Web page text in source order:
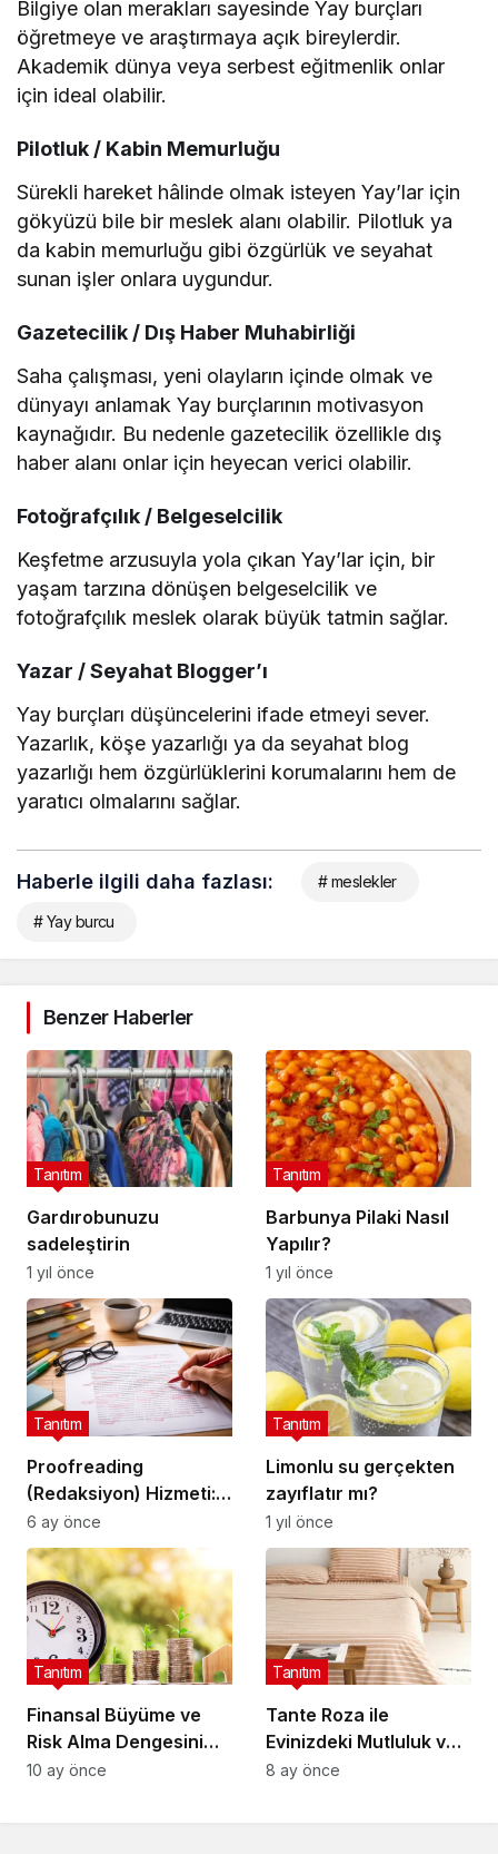
Bilgiye olan merakları sayesinde Yay burçları
öğretmeye ve araştırmaya açık bireylerdir.
Akademik dünya veya serbest eğitmenlik onlar
için ideal olabilir.
Pilotluk / Kabin Memurluğu
Sürekli hareket hâlinde olmak isteyen Yay’lar için
gökyüzü bile bir meslek alanı olabilir. Pilotluk ya
da kabin memurluğu gibi özgürlük ve seyahat
sunan işler onlara uygundur.
Gazetecilik / Dış Haber Muhabirliği
Saha çalışması, yeni olayların içinde olmak ve
dünyayı anlamak Yay burçlarının motivasyon
kaynağıdır. Bu nedenle gazetecilik özellikle dış
haber alanı onlar için heyecan verici olabilir.
Fotoğrafçılık / Belgeselcilik
Keşfetme arzusuyla yola çıkan Yay’lar için, bir
yaşam tarzına dönüşen belgeselcilik ve
fotoğrafçılık meslek olarak büyük tatmin sağlar.
Yazar / Seyahat Blogger’ı
Yay burçları düşüncelerini ifade etmeyi sever.
Yazarlık, köşe yazarlığı ya da seyahat blog
yazarlığı hem özgürlüklerini korumalarını hem de
yaratıcı olmalarını sağlar.
Haberle ilgili daha fazlası: # meslekler
# Yay burcu
Benzer Haberler
Gardırobunuzu
sadeleştirin
Tanıtım
1 yıl önce
Barbunya Pilaki Nasıl
Yapılır?
Tanıtım
1 yıl önce
Proofreading
(Redaksiyon) Hizmeti:
Metninizi Yayına Hazır
Hale Getiren Son
Dokunuş
Tanıtım
6 ay önce
Limonlu su gerçekten
zayıflatır mı?
Tanıtım
1 yıl önce
Finansal Büyüme ve
Risk Alma Dengesini
Kurmak
Tanıtım
10 ay önce
Tante Roza ile
Evinizdeki Mutluluk ve
Konforun Yeni Adresi
Tanıtım
8 ay önce